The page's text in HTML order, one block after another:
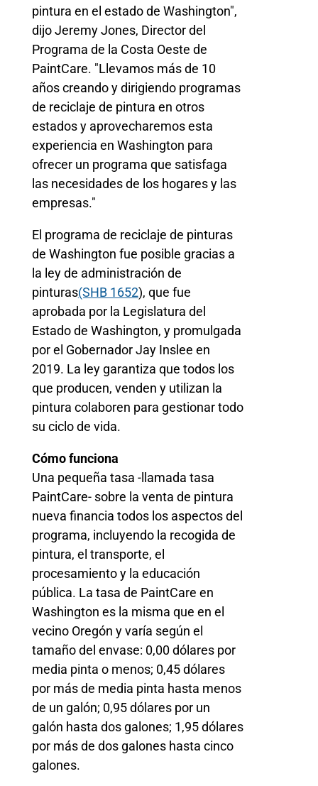
pintura en el estado de Washington",
dijo Jeremy Jones, Director del
Programa de la Costa Oeste de
PaintCare. "Llevamos más de 10
años creando y dirigiendo programas
de reciclaje de pintura en otros
estados y aprovecharemos esta
experiencia en Washington para
ofrecer un programa que satisfaga
las necesidades de los hogares y las
empresas."
El programa de reciclaje de pinturas
de Washington fue posible gracias a
la ley de administración de
pinturas(SHB 1652), que fue
aprobada por la Legislatura del
Estado de Washington, y promulgada
por el Gobernador Jay Inslee en
2019. La ley garantiza que todos los
que producen, venden y utilizan la
pintura colaboren para gestionar todo
su ciclo de vida.
Cómo funciona
Una pequeña tasa -llamada tasa
PaintCare- sobre la venta de pintura
nueva financia todos los aspectos del
programa, incluyendo la recogida de
pintura, el transporte, el
procesamiento y la educación
pública. La tasa de PaintCare en
Washington es la misma que en el
vecino Oregón y varía según el
tamaño del envase: 0,00 dólares por
media pinta o menos; 0,45 dólares
por más de media pinta hasta menos
de un galón; 0,95 dólares por un
galón hasta dos galones; 1,95 dólares
por más de dos galones hasta cinco
galones.